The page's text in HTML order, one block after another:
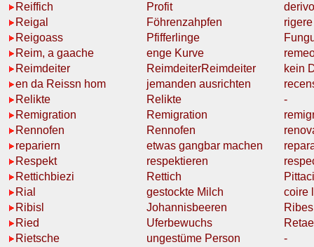
Reiffich
Profit
derivo
Reigal
Föhrenzahpfen
rigere
Reigoass
Pfifferlinge
Reim, a gaache
enge Kurve
Reimdeiter
ReimdeiterReimdeiter
kein
en da Reissn hom
jemanden ausrichten
Relikte
Relikte
-
Remigration
Remigration
Rennofen
Rennofen
repariern
etwas gangbar machen
Respekt
respektieren
Rettichbiezi
Rettich
Rial
gestockte Milch
coire
Ribisl
Johannisbeeren
Ried
Uferbewuchs
Retae
Rietsche
ungestüme Person
-